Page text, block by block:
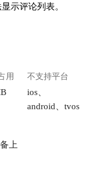
示评论列表。
用 不支持平台
ios、
android、tvos
上